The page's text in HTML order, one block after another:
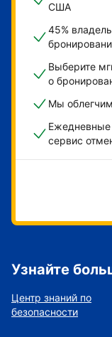
США
45%
Выберите
о
Мы
сервис
Узнайте
Центр знаний по
безопасности